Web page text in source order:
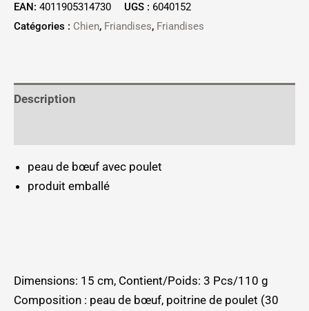
EAN: 4011905314730 UGS : 6040152
Catégories : Chien, Friandises, Friandises
Description
peau de bœuf avec poulet
produit emballé
Dimensions: 15 cm, Contient/Poids: 3 Pcs/110 g
Composition : peau de bœuf, poitrine de poulet (30